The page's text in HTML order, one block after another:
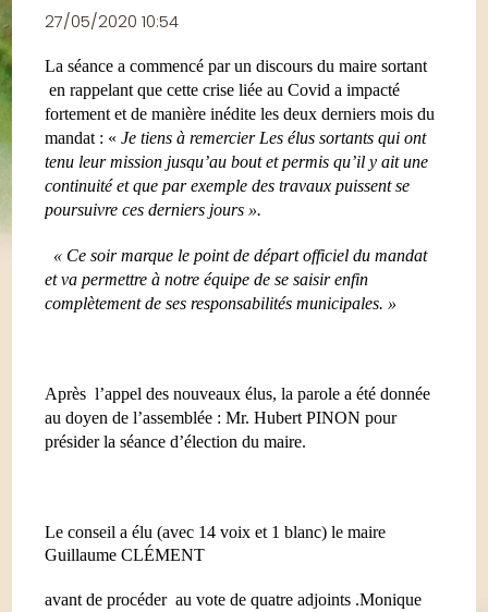
27/05/2020 10:54
La séance a commencé par un discours du maire sortant
en rappelant que cette crise liée au Covid a impacté
fortement et de manière inédite les deux derniers mois du
mandat : «Je tiens à remercier Les élus sortants qui ont
tenu leur mission jusqu’au bout et permis qu’il y ait une
continuité et que par exemple des travaux puissent se
poursuivre ces derniers jours ».
« Ce soir marque le point de départ officiel du mandat
et va permettre à notre équipe de se saisir enfin
complètement de ses responsabilités municipales. »
Aprèsl’appel des nouveaux élus, la parole a été donnée
au doyen de l’assemblée : Mr. Hubert PINON pour
présider la séance d’élection du maire.
Le conseil a élu (avec 14 voix et 1 blanc) le maire
Guillaume CLÉMENT
avant de procéderau vote de quatre adjoints .Monique